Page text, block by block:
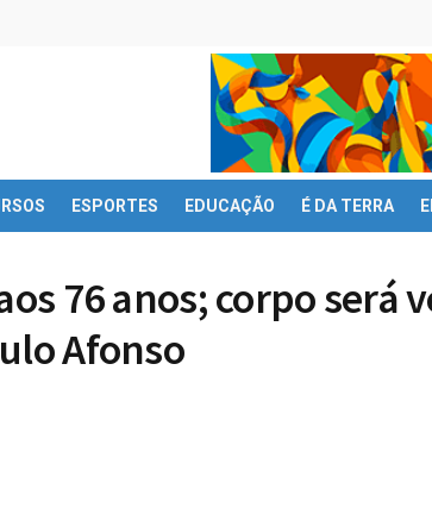
ESPORTES EDUCAÇÃO É DA TERRA
76 anos; corpo será
Afonso